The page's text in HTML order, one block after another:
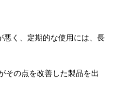
悪く、定期的な使用には、長
その点を改善した製品を出